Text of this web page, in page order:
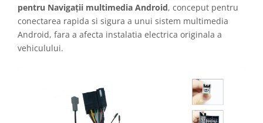
pentru Navigații multimedia Android, conceput pentru
conectarea rapida si sigura a unui sistem multimedia
Android, fara a afecta instalatia electrica originala a
vehiculului.